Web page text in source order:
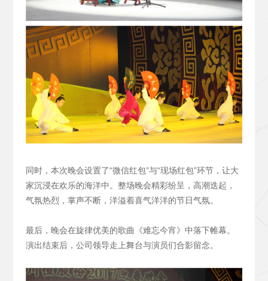
同时，本次晚会设置了“微信红包”与“现场红包”环节，让大
家沉浸在欢乐的海洋中。整场晚会精彩纷呈，高潮迭起，
气氛热烈，掌声不断，洋溢着喜气洋洋的节日气氛。
最后，晚会在旋律优美的歌曲《难忘今宵》中落下帷幕。
演出结束后，公司领导走上舞台与演员们合影留念。